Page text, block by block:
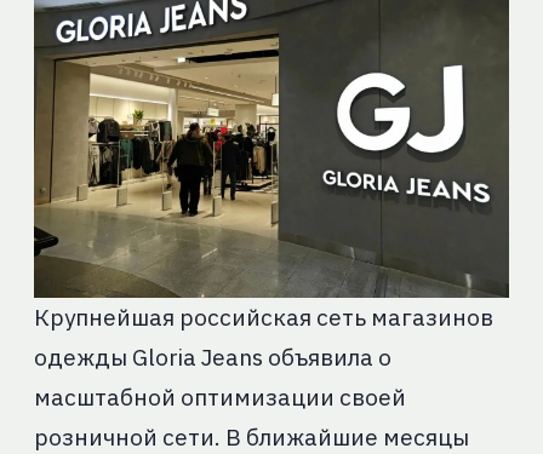
Крупнейшая российская сеть магазинов
одежды Gloria Jeans объявила о
масштабной оптимизации своей
розничной сети. В ближайшие месяцы